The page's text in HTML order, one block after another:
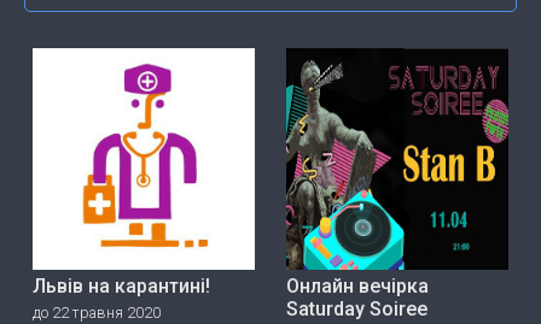
Львів на карантині!
до 22 травня 2020
Онлайн вечірка
Saturday Soiree